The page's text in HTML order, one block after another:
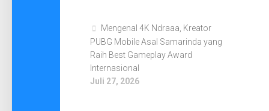
Mengenal 4K Ndraaa, Kreator
PUBG Mobile Asal Samarinda yang
Raih Best Gameplay Award
Internasional
Juli 27, 2026